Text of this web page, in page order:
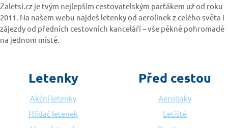
Zaletsi.cz je tvým nejlepším cestovatelským parťákem už od roku
2011. Na našem webu najdeš letenky od aerolinek z celého světa i
zájezdy od předních cestovních kanceláří – vše pěkně pohromadě
na jednom místě.
Letenky
Akční letenky
Hlídač letenek
Před cestou
Aerolinky
Letiště